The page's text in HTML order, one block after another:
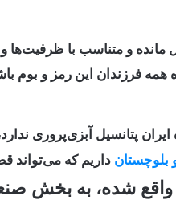
و متناسب با ظرفیت‌ها
همه فرزندان این رمز و بوم
پتانسیل آبزی‌پروری
بلوچستان داریم که می‌تواند
واقع شده، به بخش